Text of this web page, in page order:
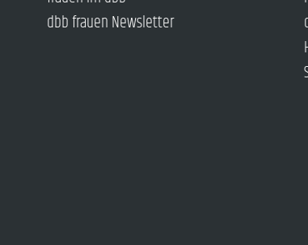
dbb frauen Newsletter